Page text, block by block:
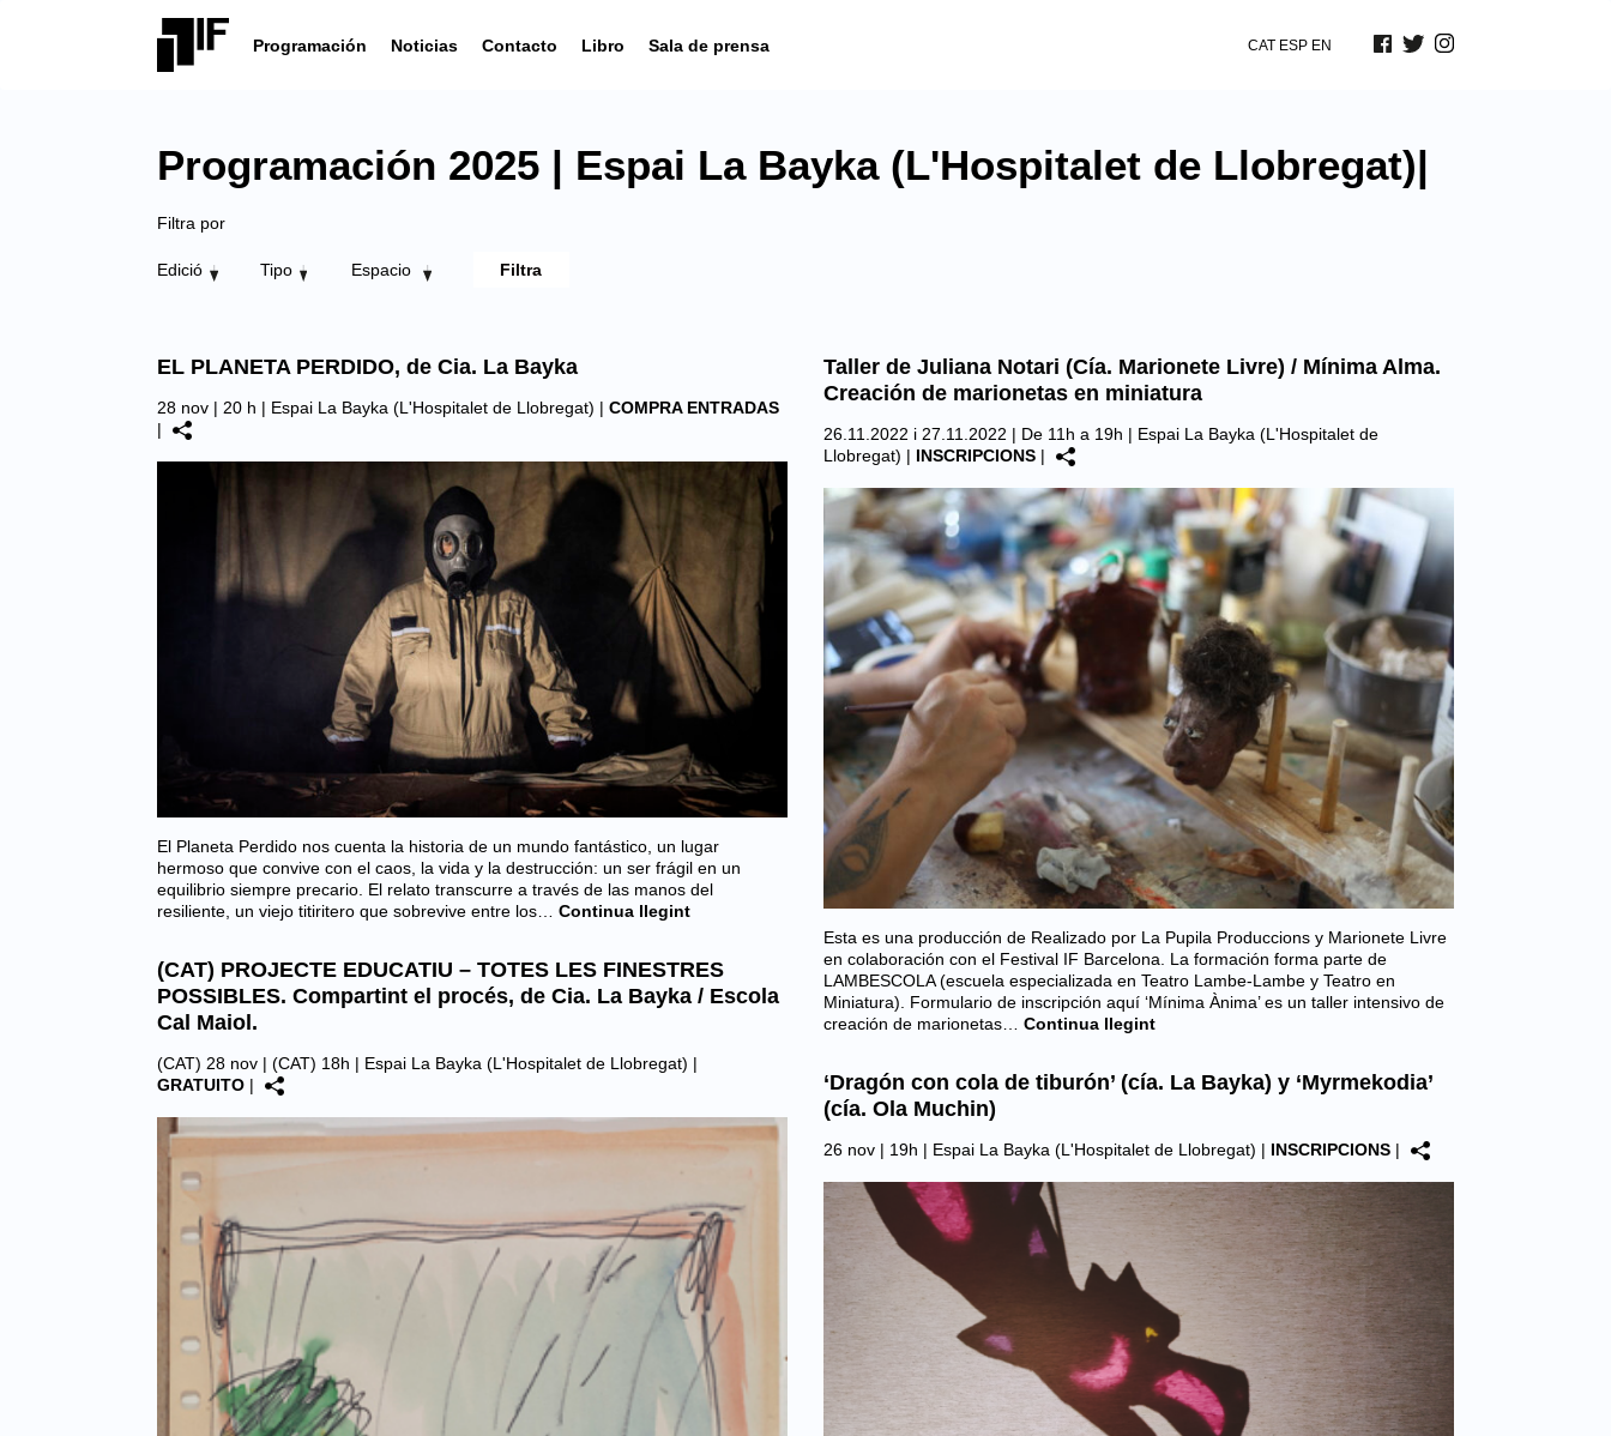
Programación Noticias Contacto Libro Sala de prensa CAT ESP EN
Programación 2025 | Espai La Bayka (L'Hospitalet de Llobregat)|
Filtra por
Edició Tipo Espacio
EL PLANETA PERDIDO, de Cia. La Bayka
28 nov | 20 h | Espai La Bayka (L'Hospitalet de Llobregat) | COMPRA ENTRADAS
|
El Planeta Perdido nos cuenta la historia de un mundo fantástico, un lugar
hermoso que convive con el caos, la vida y la destrucción: un ser frágil en un
equilibrio siempre precario. El relato transcurre a través de las manos del
resiliente, un viejo titiritero que sobrevive entre los…
Continua llegint
Taller de Juliana Notari (Cía. Marionete Livre) / Mínima Alma.
Creación de marionetas en miniatura
26.11.2022 i 27.11.2022 | De 11h a 19h | Espai La Bayka (L'Hospitalet de
Llobregat) | INSCRIPCIONS |
Esta es una producción de Realizado por La Pupila Produccions y Marionete Livre
en colaboración con el Festival IF Barcelona. La formación forma parte de
LAMBESCOLA (escuela especializada en Teatro Lambe-Lambe y Teatro en
Miniatura). Formulario de inscripción aquí ‘Mínima Ànima’ es un taller intensivo de
creación de marionetas…
Continua llegint
(CAT) PROJECTE EDUCATIU – TOTES LES FINESTRES
POSSIBLES. Compartint el procés, de Cia. La Bayka / Escola
Cal Maiol.
(CAT) 28 nov | (CAT) 18h | Espai La Bayka (L'Hospitalet de Llobregat) |
GRATUITO |
‘Dragón con cola de tiburón’ (cía. La Bayka) y ‘Myrmekodia’
(cía. Ola Muchin)
26 nov | 19h | Espai La Bayka (L'Hospitalet de Llobregat) | INSCRIPCIONS |